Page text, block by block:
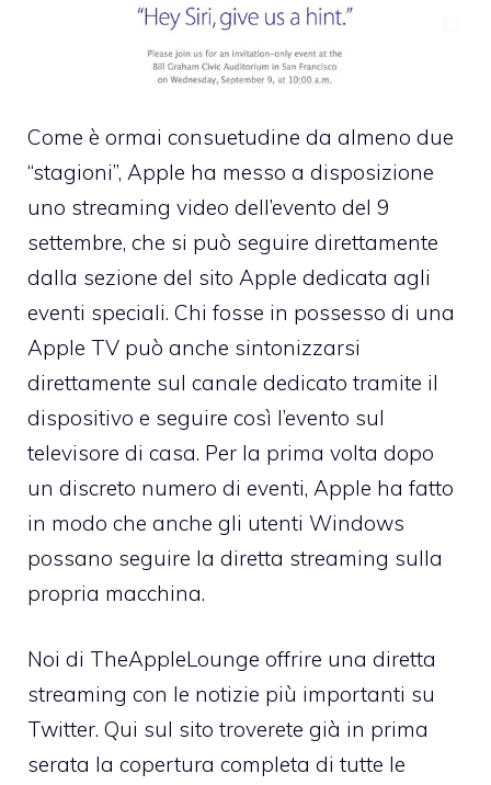
Come è ormai consuetudine da almeno due
“stagioni”, Apple ha messo a disposizione
uno streaming video dell’evento del 9
settembre, che si può seguire direttamente
dalla sezione del sito Apple dedicata agli
eventi speciali. Chi fosse in possesso di una
Apple TV può anche sintonizzarsi
direttamente sul canale dedicato tramite il
dispositivo e seguire così l’evento sul
televisore di casa. Per la prima volta dopo
un discreto numero di eventi, Apple ha fatto
in modo che anche gli utenti Windows
possano seguire la diretta streaming sulla
propria macchina.
Noi di TheAppleLounge offrire una diretta
streaming con le notizie più importanti su
Twitter. Qui sul sito troverete già in prima
serata la copertura completa di tutte le